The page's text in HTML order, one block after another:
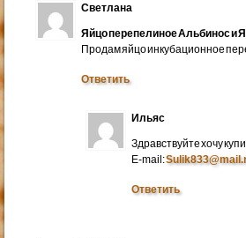
Светлана
Яйцо перепелиное Альбинос и
Продам яйцо инкубационное
Ответить
Ильяс
Здравствуйте хочу
E-mail:
Ответить